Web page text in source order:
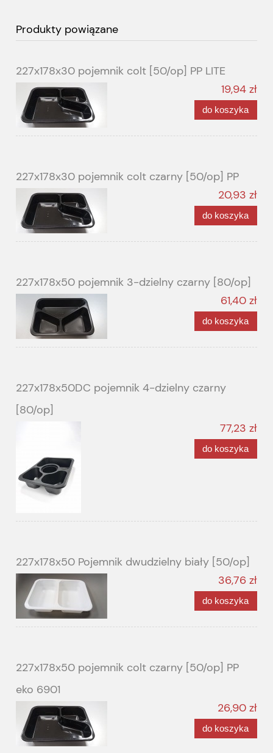
Produkty powiązane
227x178x30 pojemnik colt [50/op] PP LITE
19,94 zł
do koszyka
227x178x30 pojemnik colt czarny [50/op] PP
20,93 zł
do koszyka
227x178x50 pojemnik 3-dzielny czarny [80/op]
61,40 zł
do koszyka
227x178x50DC pojemnik 4-dzielny czarny
[80/op]
77,23 zł
do koszyka
227x178x50 Pojemnik dwudzielny biały [50/op]
36,76 zł
do koszyka
227x178x50 pojemnik colt czarny [50/op] PP
eko 6901
26,90 zł
do koszyka